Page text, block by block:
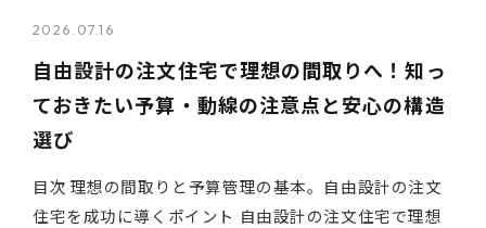
2026.07.16
自由設計の注文住宅で理想の間取りへ！知っ
ておきたい予算・動線の注意点と安心の構造
選び
目次 理想の間取りと予算管理の基本。自由設計の注文
住宅を成功に導くポイント 自由設計の注文住宅で理想